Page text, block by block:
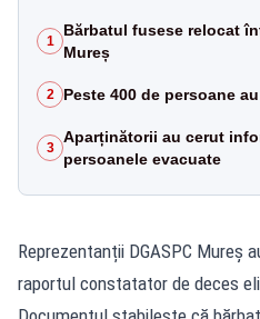
1
Bărbatul fusese relocat
Mureș
2 Peste 400 de persoane
3
Aparținătorii au cerut
persoanele evacuate
Reprezentanții DGASPC Mureș
raportul constatator de deces